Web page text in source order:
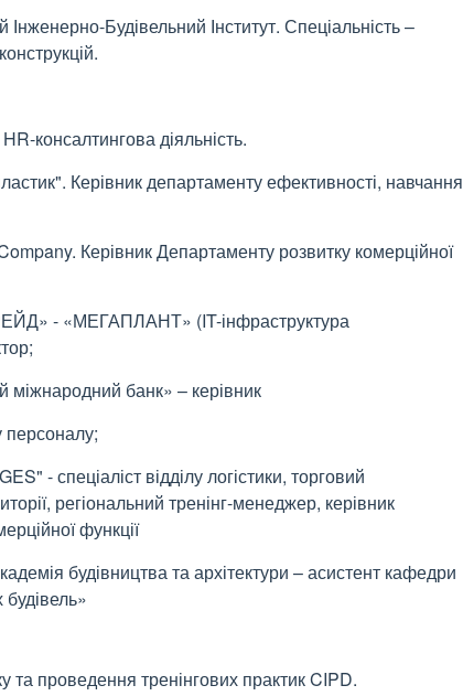
Інженерно-Будівельний Інститут. Спеціальність –
консалтингова діяльність.
Керівник департаменту ефективності, навчання
Керівник Департаменту розвитку комерційної
- «МЕГАПЛАНТ» (IT-інфраструктура
банк» – керівник
персоналу;
- спеціаліст відділу логістики, торговий
регіональний тренінг-менеджер, керівник
функції
будівництва та архітектури – асистент кафедри
та проведення тренінгових практик CIPD.